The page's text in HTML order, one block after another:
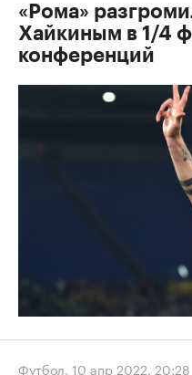
«Рома»
Хайкиным в 1/4
конференций
Футбол, 10 апр 2022, 20:28